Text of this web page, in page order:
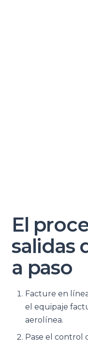
El
salidas
a paso
Facture en
el equipaje
aerolínea.
Pase el control